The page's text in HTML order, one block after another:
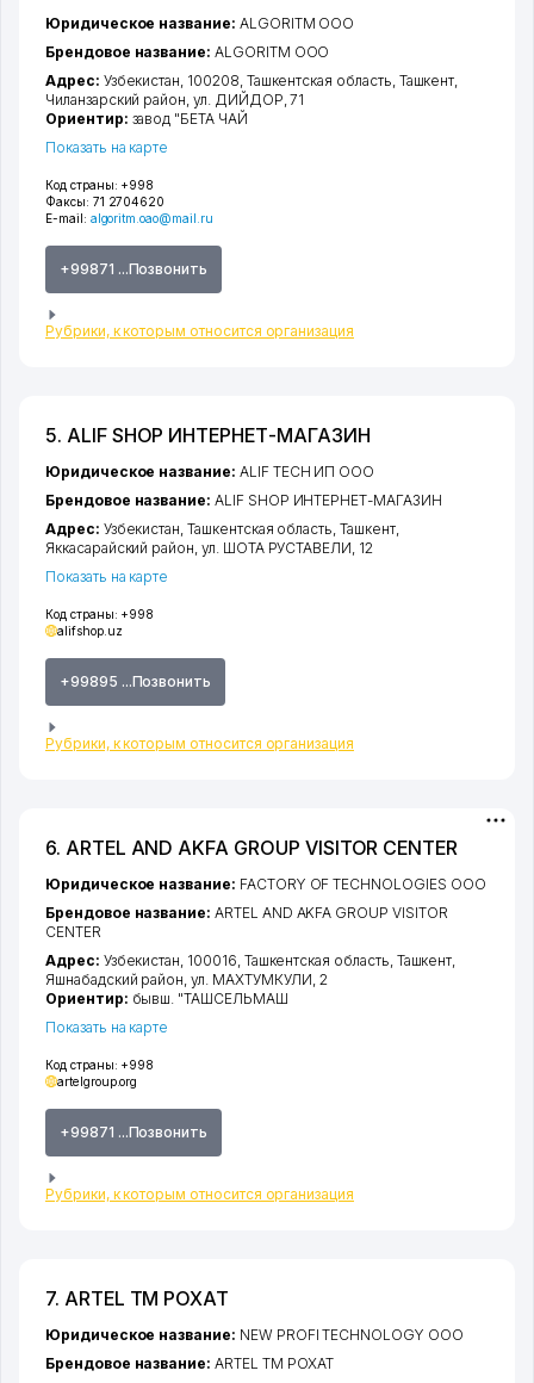
Код страны: +998
Факсы: 71 2704620
E-mail: algoritm.oao@mail.ru
+99871 ...Позвонить
Рубрики, к которым относится организация
Юридическое название: ALGORITM ООО
Брендовое название: ALGORITM ООО
Адрес: Узбекистан, 100208, Ташкентская область Ташкент
Чиланзарский район ,ул. ДИЙДОР , 71
Ориентир: завод "БЕТА ЧАЙ
Показать на карте
5. ALIF SHOP ИНТЕРНЕТ-МАГАЗИН
Код страны: +998
alifshop.uz
+99895 ...Позвонить
Рубрики, к которым относится организация
Юридическое название: ALIF TECH ИП ООО
Брендовое название: ALIF SHOP ИНТЕРНЕТ-МАГАЗИН
Адрес: Узбекистан,Ташкентская область ,Ташкент,
Яккасарайский район ул. ШОТА РУСТАВЕЛИ , 12
Показать на карте
6. ARTEL AND AKFA GROUP VISITOR CENTER
Код страны: +998
artelgroup.org
+99871 ...Позвонить
Рубрики, к которым относится организация
Юридическое название: FACTORY OF TECHNOLOGIES ООО
Брендовое название: ARTEL AND AKFA GROUP VISITOR
CENTER
Адрес: Узбекистан, 100016, Ташкентская область, Ташкент,
Яшнабадский район,ул. МАХТУМКУЛИ, 2
Ориентир: бывш. "ТАШСЕЛЬМАШ
Показать на карте
7. ARTEL ТМ РОХАТ
Юридическое название: NEW PROFI TECHNOLOGY ООО
Брендовое название: ARTEL ТМ РОХАТ